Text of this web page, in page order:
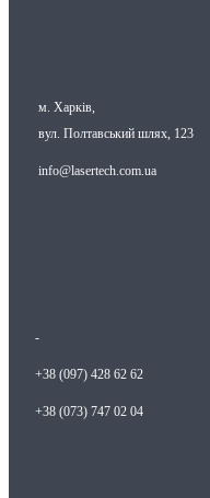
м. Харків,
вул. Полтавський шлях, 123
info@lasertech.com.ua
-
+38 (097) 428 62 62
+38 (073) 747 02 04